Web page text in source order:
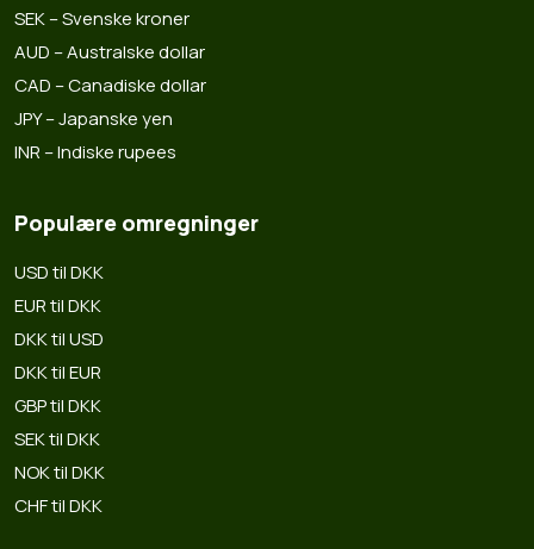
SEK – Svenske kroner
AUD – Australske dollar
CAD – Canadiske dollar
JPY – Japanske yen
INR – Indiske rupees
Populære omregninger
USD til DKK
EUR til DKK
DKK til USD
DKK til EUR
GBP til DKK
SEK til DKK
NOK til DKK
CHF til DKK